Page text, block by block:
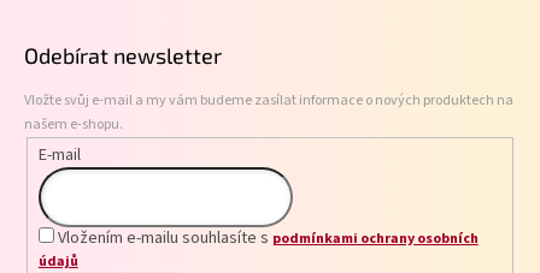
Odebírat newsletter
Vložte svůj e-mail a my vám budeme zasílat informace o nových produktech na
našem e-shopu.
E-mail
Vložením e-mailu souhlasíte s podmínkami ochrany osobních
údajů